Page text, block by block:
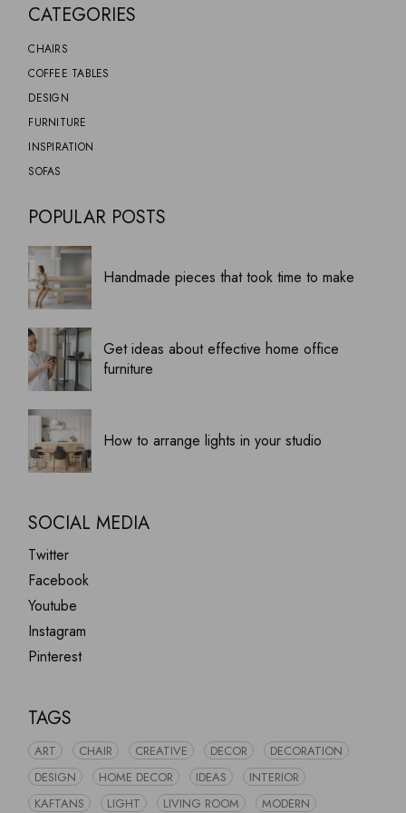
CATEGORIES
CHAIRS
COFFEE TABLES
DESIGN
FURNITURE
INSPIRATION
SOFAS
POPULAR POSTS
Handmade pieces that took time to make
Get ideas about effective home office
furniture
How to arrange lights in your studio
SOCIAL MEDIA
Twitter
Facebook
Youtube
Instagram
Pinterest
TAGS
ART CHAIR CREATIVE DECOR
DECORATION
DESIGN
HOME DECOR IDEAS
INTERIOR
KAFTANS
LIGHT LIVING ROOM
MODERN